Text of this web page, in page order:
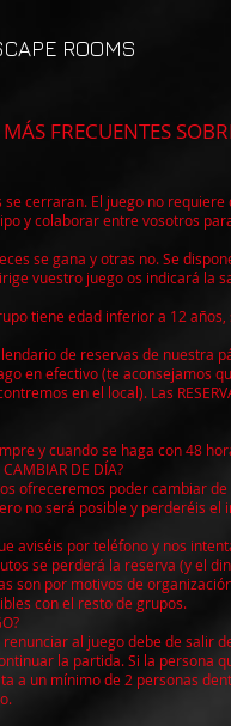
ROOMS
SOBRE
cerraran. El juego no
y colaborar entre vosotros
se gana y otras no. Se
vuestro juego os indicará la
tiene edad inferior a 12
de reservas de nuestra
en efectivo (te aconsejamos
en el local). Las
y cuando se haga con 48
CAMBIAR DE DÍA?
ofreceremos poder cambiar
no será posible y perderéis el
aviséis por teléfono y nos
se perderá la reserva (y el
son por motivos de
con el resto de grupos.
al juego debe de salir
la partida. Si la persona
a un mínimo de 2 personas